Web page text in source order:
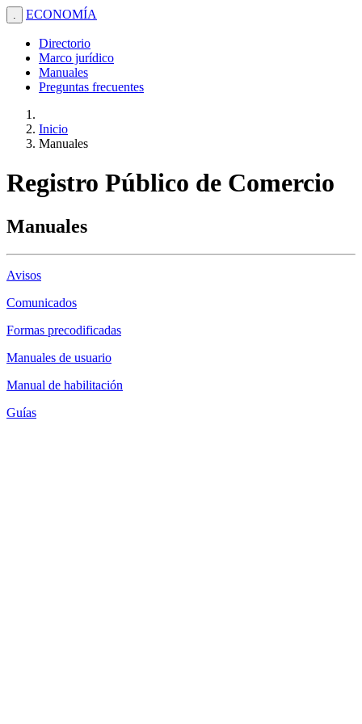
. ECONOMÍA
Directorio
Marco jurídico
Manuales
Preguntas frecuentes
Inicio
Manuales
Registro Público de Comercio
Manuales
Avisos
Comunicados
Formas precodificadas
Manuales de usuario
Manual de habilitación
Guías